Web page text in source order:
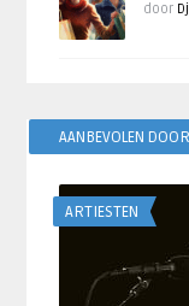
door
AANBEVOLEN
ARTIESTEN